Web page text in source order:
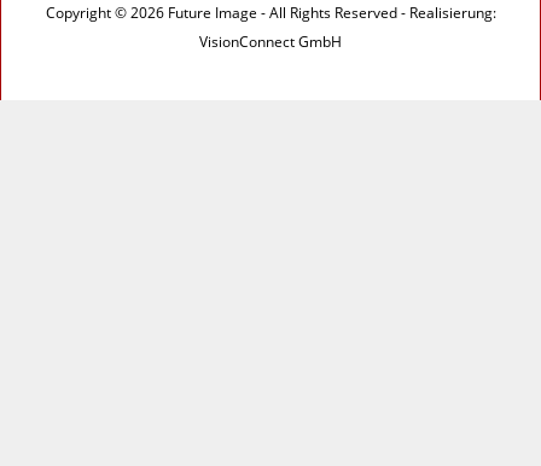
Copyright © 2026 Future Image - All Rights Reserved - Realisierung:
VisionConnect GmbH